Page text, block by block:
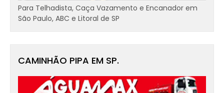
Para Telhadista, Caça Vazamento e Encanador em
São Paulo, ABC e Litoral de SP
CAMINHÃO PIPA EM SP.